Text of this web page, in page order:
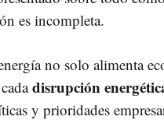
es incompleta.
no solo alimenta
disrupción
y prioridades